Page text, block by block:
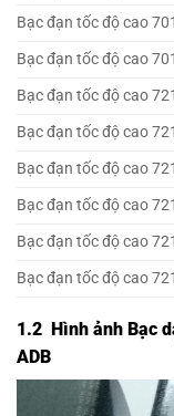
Bạc đạn tốc độ cao
Bạc đạn tốc độ cao
Bạc đạn tốc độ cao
Bạc đạn tốc độ cao
Bạc đạn tốc độ cao
Bạc đạn tốc độ cao
Bạc đạn tốc độ cao
Bạc đạn tốc độ cao
1.2 Hình ảnh Bạc
ADB